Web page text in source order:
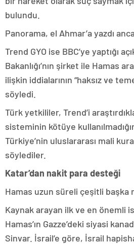
bulundu.
Panorama, el Ahmar’a yazdı
Trend GYO ise BBC’ye yaptığı
Bakanlığı’nın şirket ile Hamas
ilişkin iddialarının “haksız ve
söyledi.
Türk yetkililer, Trend’i
sisteminin kötüye
Türkiye’nin uluslararası mali
söylediler.
Katar’dan nakit para desteği
Hamas uzun süreli çeşitli başka
Kaynak arayan ilk ve en önemli
Hamas’ın Gazze’deki siyasi
Sinvar. İsrail’e göre, İsrail